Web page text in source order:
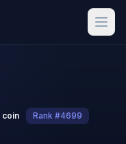
coin Rank #4699